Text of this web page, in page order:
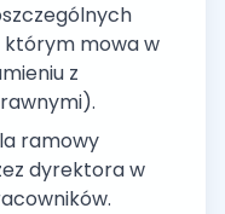
którym mowa w
z
ramowy
dyrektora w